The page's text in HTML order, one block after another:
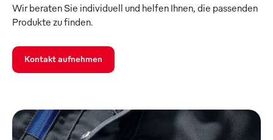
Wir beraten Sie individuell und helfen Ihnen, die passenden
Produkte zu finden.
Kontakt aufnehmen